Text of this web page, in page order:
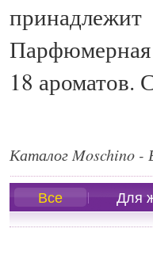
18 ароматов.
Каталог Moschino -
Все Для